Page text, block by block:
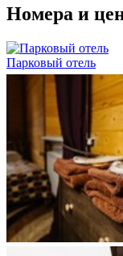
Номера и
Парковый отель